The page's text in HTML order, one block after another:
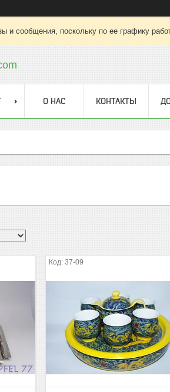
и сообщения, поскольку по ее графику
О НАС КОНТАКТЫ
37-09